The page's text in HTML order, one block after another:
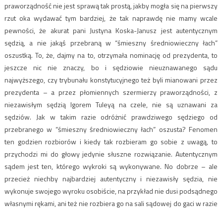
praworządność nie jest sprawą tak prostą, jakby mogła się na pierwszy
rzut oka wydawać tym bardziej, że tak naprawdę nie mamy wcale
pewności, że akurat pani Justyna Koska-Janusz jest autentycznym
sędzią, a nie jakąś przebraną w “śmieszny średniowieczny łach”
oszustką. To, że, dajmy na to, otrzymała nominację od prezydenta, to
jeszcze nic nie znaczy, bo i sędziowie nieuznawanego sądu
najwyższego, czy trybunału konstytucyjnego też byli mianowani przez
prezydenta – a przez płomiennych szermierzy praworządności, z
niezawisłym sędzią Igorem Tuleyą na czele, nie są uznawani za
sędziów. Jak w takim razie odróżnić prawdziwego sędziego od
przebranego w “śmieszny średniowieczny łach” oszusta? Fenomen
ten godzien rozbiorów i kiedy tak rozbieram go sobie z uwagą, to
przychodzi mi do głowy jedynie słuszne rozwiązanie. Autentycznym
sądem jest ten, którego wykroki są wykonywane. No dobrze – ale
przecież niechby najbardziej autentyczny i niezawisły sędzia, nie
wykonuje swojego wyroku osobiście, na przykład nie dusi podsądnego
własnymi rękami, ani też nie rozbiera go na sali sądowej do gaci w razie